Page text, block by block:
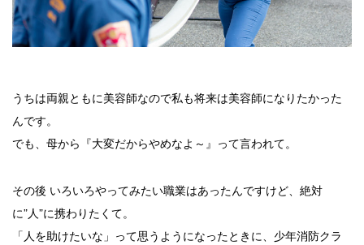
うちは両親ともに美容師なので私も将来は美容師になりたかった
んです。
でも、母から『大変だからやめなよ～』って言われて。
その後 いろいろやってみたい職業はあったんですけど、絶対
に”人”に携わりたくて。
「人を助けたいな」って思うようになったときに、少年消防クラ